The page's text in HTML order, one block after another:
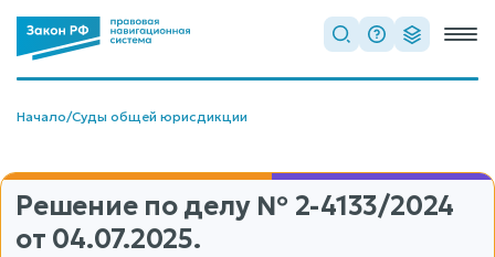
Начало/Суды общей юрисдикции
Решение по делу № 2-4133/2024
от 04.07.2025.